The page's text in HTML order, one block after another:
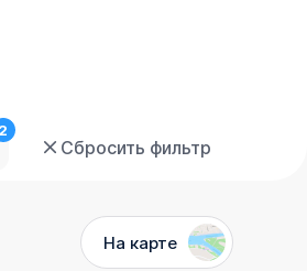
Сбросить фильтр
На карте